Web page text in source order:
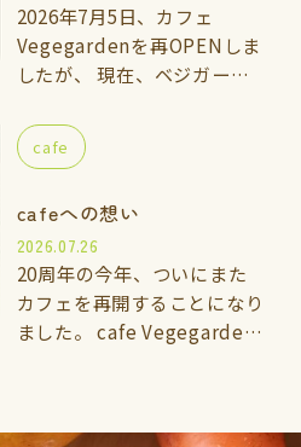
2026年7月5日、カフェ
Vegegardenを再OPENしま
したが、 現在、ベジガーデ
ている「いっきくん」にカフ
ェのメインスタッフとしてお
cafeへの想い
2026.07.26
20周年の今年、ついにまた
カフェを再開することになり
ました。 cafe Vegegarden
cafe